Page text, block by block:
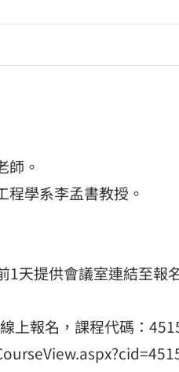
師。
學系李孟書教授。
天提供會議室連結至報
上報名，課程代碼：